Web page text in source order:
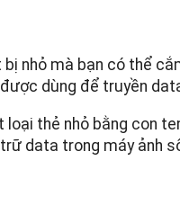
bị nhỏ mà bạn có thể
dùng để truyền
loại thẻ nhỏ bằng con
data trong máy ảnh